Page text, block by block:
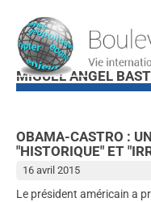
MIGUEL ANGEL
OBAMA-CASTRO :
"HISTORIQUE" ET
16 avril 2015
Le président américain a